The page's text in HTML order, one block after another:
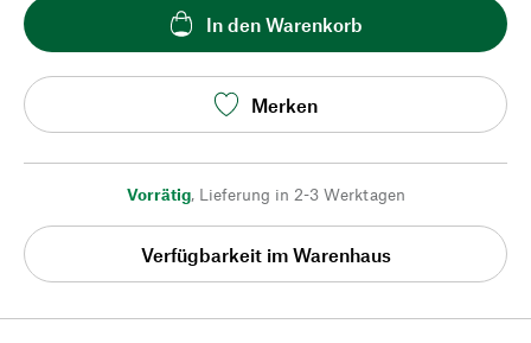
In den Warenkorb
Merken
Vorrätig, Lieferung in 2-3 Werktagen
Verfügbarkeit im Warenhaus